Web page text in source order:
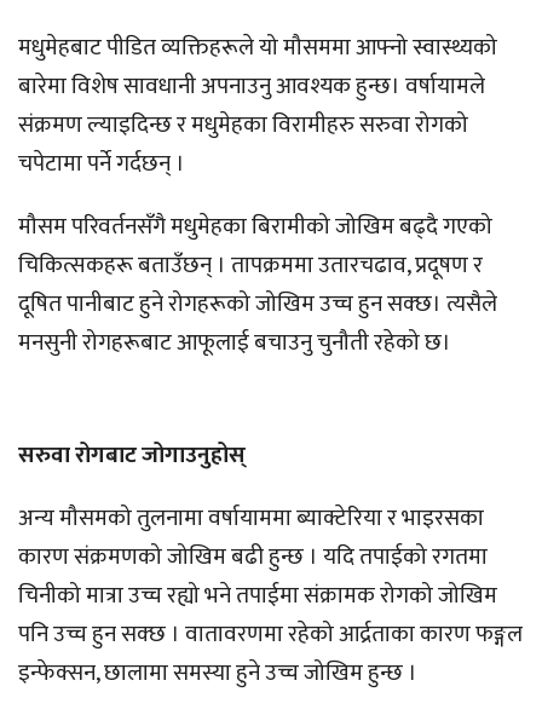
मधुमेहबाट पीडित व्यक्तिहरूले यो मौसममा आफ्नो स्वास्थ्यको
बारेमा विशेष सावधानी अपनाउनु आवश्यक हुन्छ। वर्षायामले
संक्रमण ल्याइदिन्छ र मधुमेहका विरामीहरु सरुवा रोगको
चपेटामा पर्ने गर्दछन् ।
मौसम परिवर्तनसँगै मधुमेहका बिरामीको जोखिम बढ्दै गएको
चिकित्सकहरू बताउँछन् । तापक्रममा उतारचढाव, प्रदूषण र
दूषित पानीबाट हुने रोगहरूको जोखिम उच्च हुन सक्छ। त्यसैले
मनसुनी रोगहरूबाट आफूलाई बचाउनु चुनौती रहेको छ।
सरुवा रोगबाट जोगाउनुहोस्
अन्य मौसमको तुलनामा वर्षायाममा ब्याक्टेरिया र भाइरसका
कारण संक्रमणको जोखिम बढी हुन्छ । यदि तपाईको रगतमा
चिनीको मात्रा उच्च रह्यो भने तपाईमा संक्रामक रोगको जोखिम
पनि उच्च हुन सक्छ । वातावरणमा रहेको आर्द्रताका कारण फङ्गल
इन्फेक्सन, छालामा समस्या हुने उच्च जोखिम हुन्छ ।